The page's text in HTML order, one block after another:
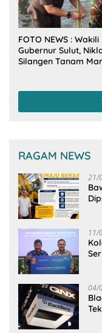
FOTO NEWS : Wakili
Gubernur Sulut,
Silangen Tanam
RAGAM NEWS
21/
11/
04/